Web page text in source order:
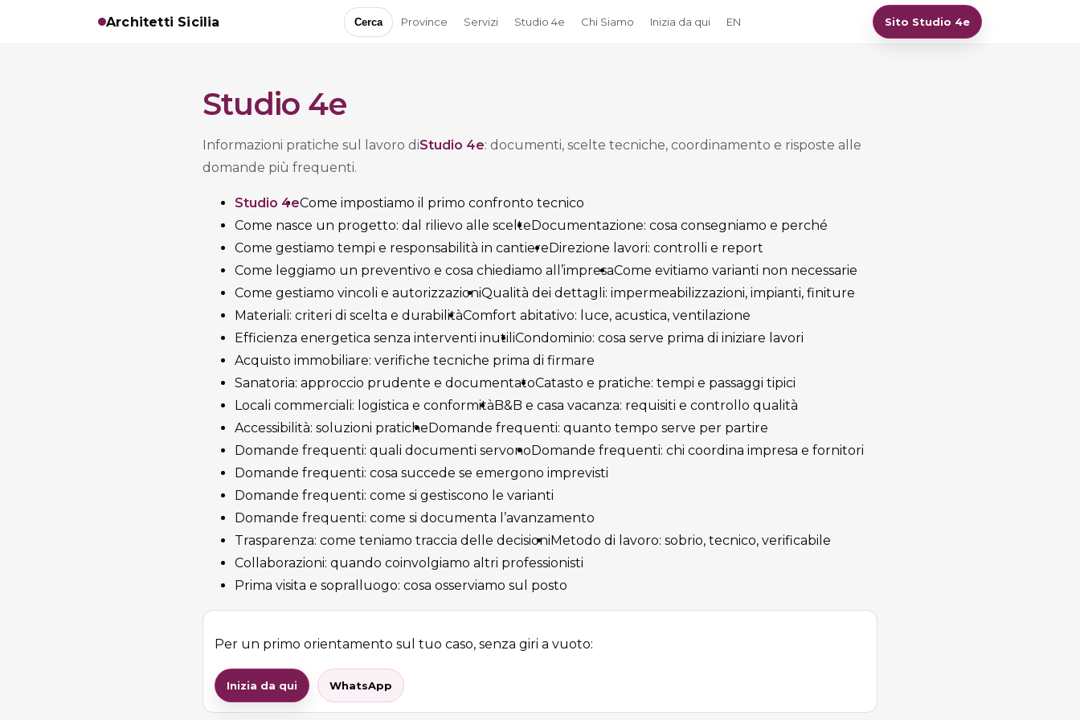
Architetti Sicilia Cerca Province Servizi Studio 4e Chi Siamo Inizia da qui EN Sito Studio 4e
Studio 4e
Informazioni pratiche sul lavoro diStudio 4e: documenti, scelte tecniche, coordinamento e risposte alle
domande più frequenti.
Studio 4eCome impostiamo il primo confronto tecnico
Come nasce un progetto: dal rilievo alle scelteDocumentazione: cosa consegniamo e perché
Come gestiamo tempi e responsabilità in cantiereDirezione lavori: controlli e report
Come leggiamo un preventivo e cosa chiediamo all’impresaCome evitiamo varianti non necessarie
Come gestiamo vincoli e autorizzazioniQualità dei dettagli: impermeabilizzazioni, impianti, finiture
Materiali: criteri di scelta e durabilitàComfort abitativo: luce, acustica, ventilazione
Efficienza energetica senza interventi inutiliCondominio: cosa serve prima di iniziare lavori
Acquisto immobiliare: verifiche tecniche prima di firmare
Sanatoria: approccio prudente e documentatoCatasto e pratiche: tempi e passaggi tipici
Locali commerciali: logistica e conformitàB&B e casa vacanza: requisiti e controllo qualità
Accessibilità: soluzioni praticheDomande frequenti: quanto tempo serve per partire
Domande frequenti: quali documenti servonoDomande frequenti: chi coordina impresa e fornitori
Domande frequenti: cosa succede se emergono imprevisti
Domande frequenti: come si gestiscono le varianti
Domande frequenti: come si documenta l’avanzamento
Trasparenza: come teniamo traccia delle decisioniMetodo di lavoro: sobrio, tecnico, verificabile
Collaborazioni: quando coinvolgiamo altri professionisti
Prima visita e sopralluogo: cosa osserviamo sul posto
Per un primo orientamento sul tuo caso, senza giri a vuoto:
Inizia da qui WhatsApp